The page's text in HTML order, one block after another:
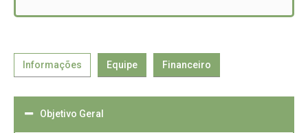
Informações Equipe Financeiro
Objetivo Geral